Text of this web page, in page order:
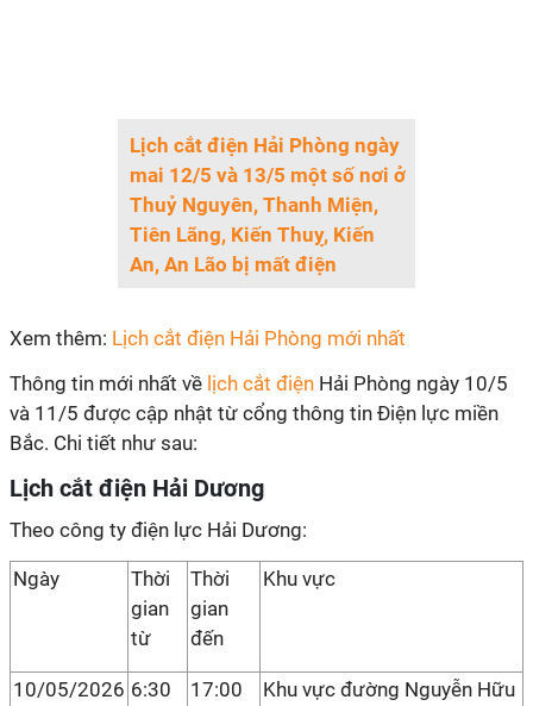
Lịch cắt điện Hải Phòng ngày
mai 12/5 và 13/5 một số nơi ở
Thuỷ Nguyên, Thanh Miện,
Tiên Lãng, Kiến Thuỵ, Kiến
An, An Lão bị mất điện
Xem thêm: Lịch cắt điện Hải Phòng mới nhất
Thông tin mới nhất về lịch cắt điện Hải Phòng ngày 10/5
và 11/5 được cập nhật từ cổng thông tin Điện lực miền
Bắc. Chi tiết như sau:
Lịch cắt điện Hải Dương
Theo công ty điện lực Hải Dương:
Ngày
Thời
gian
từ
Thời
gian
đến
Khu vực
10/05/2026 6:30 17:00
Khu vực đường Nguyễn Hữu